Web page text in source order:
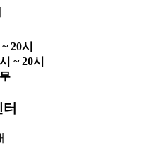
~20시
시 ~20시